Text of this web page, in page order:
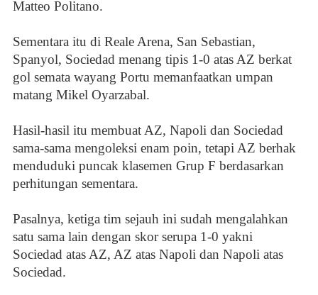
Matteo Politano.
Sementara itu di Reale Arena, San Sebastian,
Spanyol, Sociedad menang tipis 1-0 atas AZ berkat
gol semata wayang Portu memanfaatkan umpan
matang Mikel Oyarzabal.
Hasil-hasil itu membuat AZ, Napoli dan Sociedad
sama-sama mengoleksi enam poin, tetapi AZ berhak
menduduki puncak klasemen Grup F berdasarkan
perhitungan sementara.
Pasalnya, ketiga tim sejauh ini sudah mengalahkan
satu sama lain dengan skor serupa 1-0 yakni
Sociedad atas AZ, AZ atas Napoli dan Napoli atas
Sociedad.